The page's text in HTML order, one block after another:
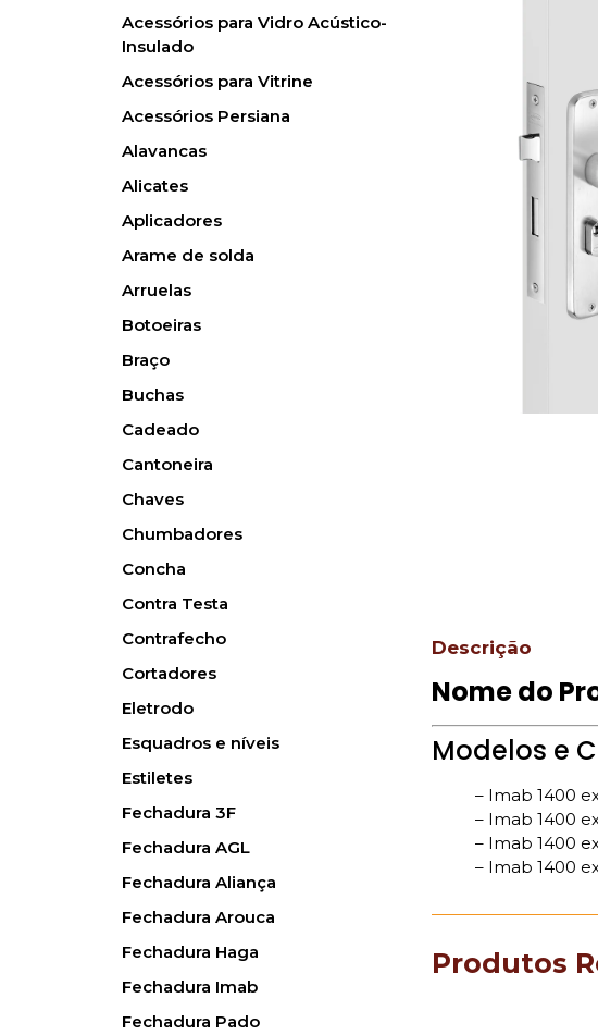
Acessórios para Vidro Acústico-
Insulado
Acessórios para Vitrine
Acessórios Persiana
Alavancas
Alicates
Aplicadores
Arame de solda
Arruelas
Botoeiras
Braço
Buchas
Cadeado
Cantoneira
Chaves
Chumbadores
Concha
Contra Testa
Contrafecho
Cortadores
Eletrodo
Esquadros e níveis
Estiletes
Fechadura 3F
Fechadura AGL
Fechadura Aliança
Fechadura Arouca
Fechadura Haga
Fechadura Imab
Fechadura Pado
Descrição
Nome do
Modelos e
– Imab 1400
– Imab 1400
– Imab 1400
– Imab 1400
Produtos